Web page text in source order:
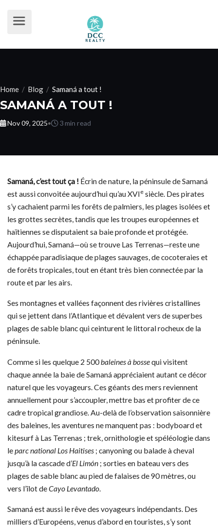
Home / Blog / Samaná a tout !
SAMANÁ A TOUT !
Nov 09, 2025• 3 min read
Samaná, c’est tout ça ! Écrin de nature, la péninsule de Samaná
est aussi convoitée aujourd’hui qu’au XVIe siècle. Des pirates
s’y cachaient parmi les forêts de palmiers, les plages isolées et
les grottes secrètes, tandis que les troupes européennes et
haïtiennes se disputaient sa baie profonde et protégée.
Aujourd’hui, Samaná—où se trouve Las Terrenas—reste une
échappée paradisiaque de plages sauvages, de cocoteraies et
de forêts tropicales, tout en étant très bien connectée par la
route et par les airs.
Ses montagnes et vallées façonnent des rivières cristallines
qui se jettent dans l’Atlantique et dévalent vers de superbes
plages de sable blanc qui ceinturent le littoral rocheux de la
péninsule.
Comme si les quelque 2 500baleines à bossequi visitent
chaque année la baie de Samaná appréciaient autant ce décor
naturel que les voyageurs. Ces géants des mers reviennent
annuellement pour s’accoupler, mettre bas et profiter de ce
cadre tropical grandiose. Au-delà de l’observation saisonnière
des baleines, les aventures ne manquent pas : bodyboard et
kitesurf à Las Terrenas ; trek, ornithologie et spéléologie dans
leparc national Los Haitises ; canyoning ou balade à cheval
jusqu’à la cascade d’El Limón ; sorties en bateau vers des
plages de sable blanc au pied de falaises de 90 mètres, ou
vers l’îlot deCayo Levantado
Samaná est aussi le rêve des voyageurs indépendants. Des
milliers d’Européens, venus d’abord en touristes, s’y sont